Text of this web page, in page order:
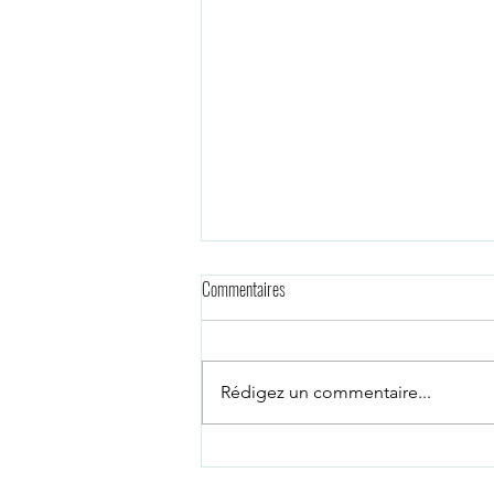
Vous souhaitez apprendre à gérer vos
Commentaires
Rédigez un commentaire...